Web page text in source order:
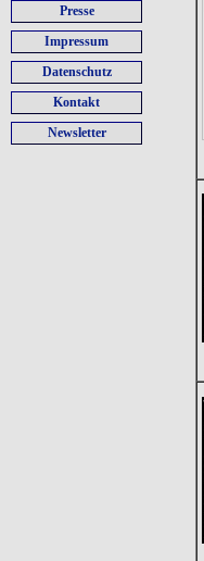
Presse
Impressum
Datenschutz
Kontakt
Newsletter